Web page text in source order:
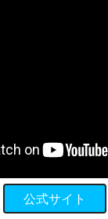
公式サイト